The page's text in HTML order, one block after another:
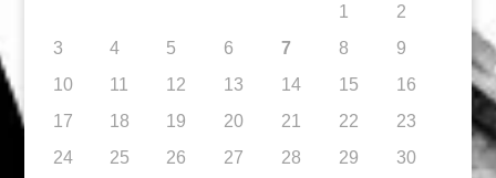
1
2
3
4 5 6 7 8
9
10
11 12 13 14 15
16
17
18 19 20 21 22
23
24
25 26 27 28 29
30